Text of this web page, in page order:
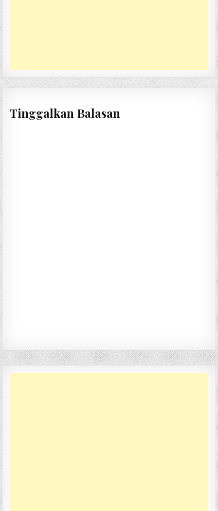
Tinggalkan Balasan